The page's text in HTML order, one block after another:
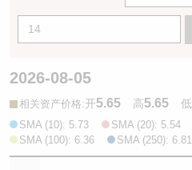
2026-08-05
相关资产价格:开5.65 高5.65 低
SMA (10): 5.73 SMA (20): 5.54
SMA (100): 6.36
SMA (250): 6.81
牛熊证文件及公告
ADR